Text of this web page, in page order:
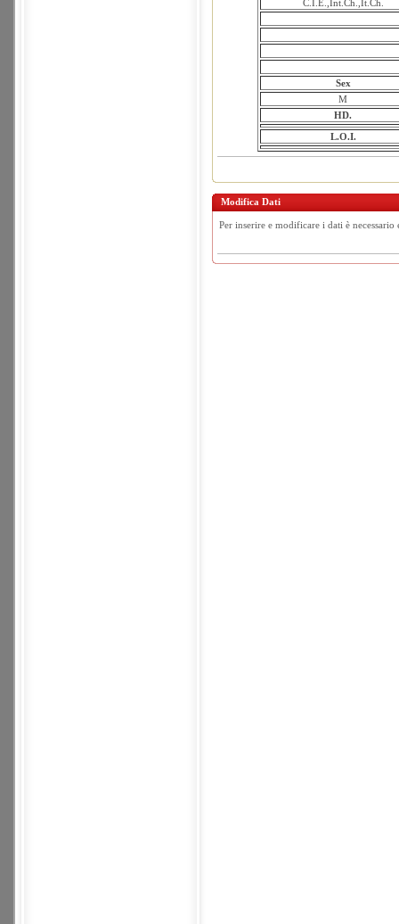
C.I.E.,Int.Ch.,It.Ch.
Sex
M
HD.
L.O.I.
Modifica Dati
Per inserire e modificare i dati è necessario